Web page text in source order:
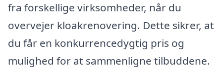
fra forskellige virksomheder, når du
overvejer kloakrenovering. Dette sikrer, at
du får en konkurrencedygtig pris og
mulighed for at sammenligne tilbuddene.